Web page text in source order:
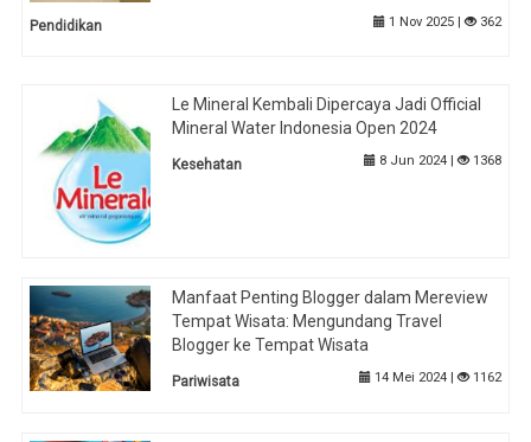
Pendidikan 1 Nov 2025 | 362
Le Mineral Kembali Dipercaya Jadi Official
Mineral Water Indonesia Open 2024
Kesehatan 8 Jun 2024 | 1368
Manfaat Penting Blogger dalam Mereview
Tempat Wisata: Mengundang Travel
Blogger ke Tempat Wisata
Pariwisata 14 Mei 2024 | 1162